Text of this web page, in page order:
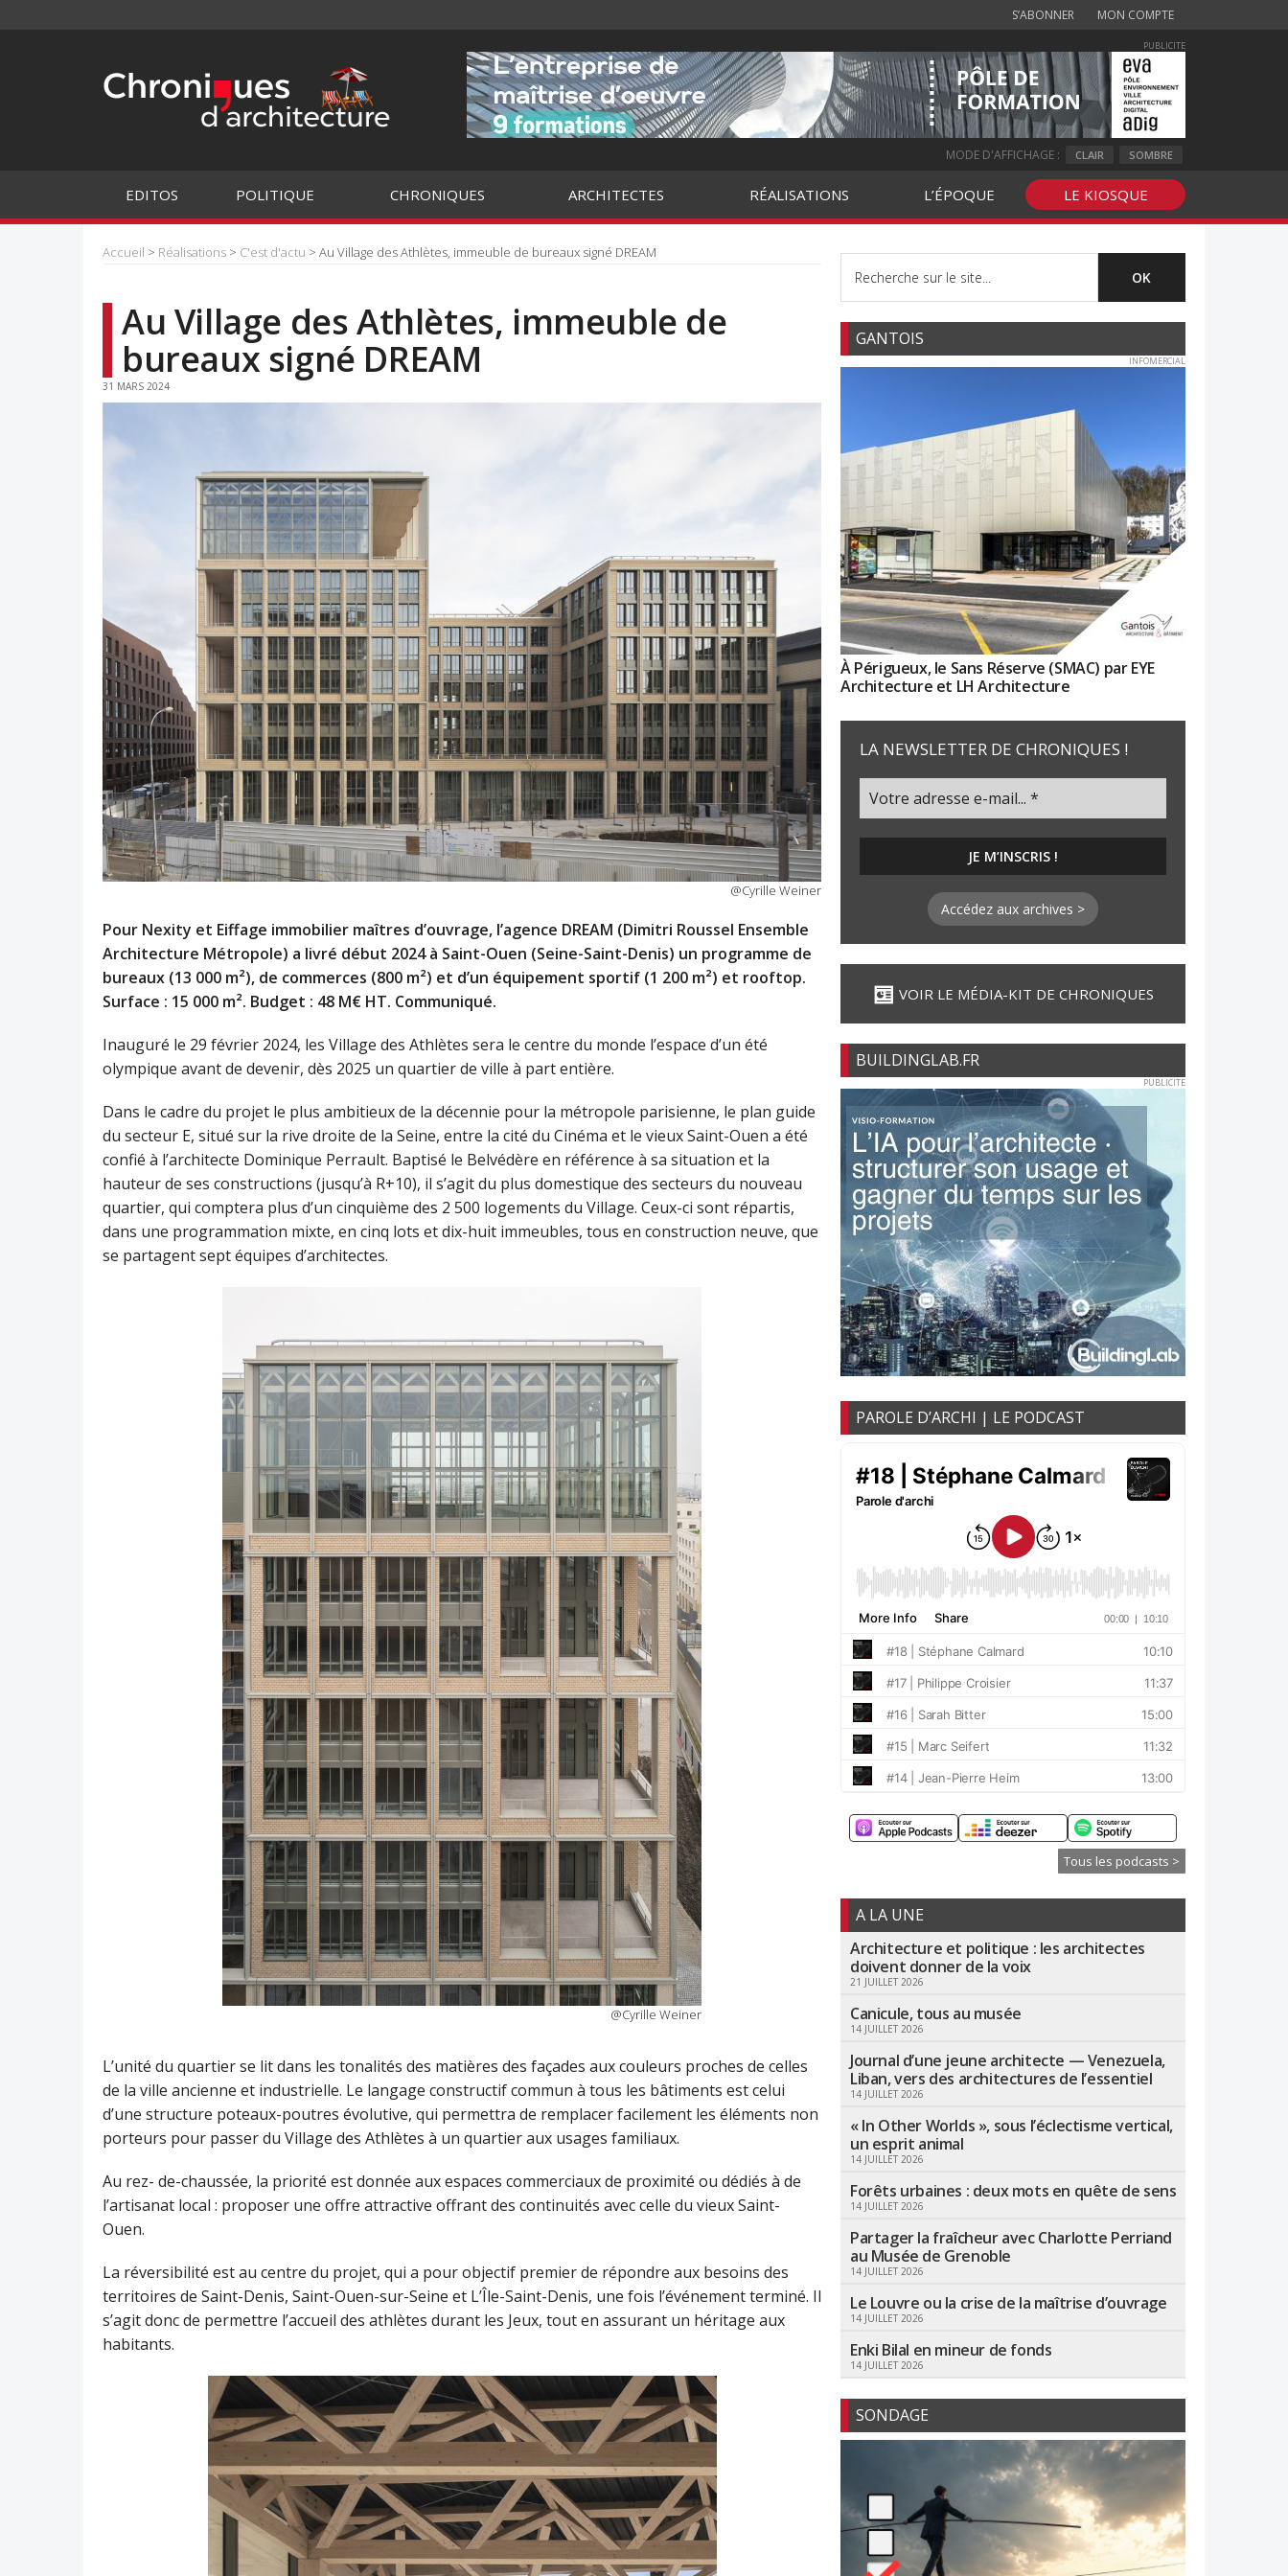
S’ABONNER MON COMPTE
PUBLICITE
MODE D'AFFICHAGE : CLAIR SOMBRE
EDITOS POLITIQUE CHRONIQUES ARCHITECTES RÉALISATIONS L’ÉPOQUE LE KIOSQUE
Accueil > Réalisations > C'est d'actu > Au Village des Athlètes, immeuble de bureaux signé DREAM
Au Village des Athlètes, immeuble de
bureaux signé DREAM
31 MARS 2024
@Cyrille Weiner
Pour Nexity et Eiffage immobilier maîtres d’ouvrage, l’agence DREAM (Dimitri Roussel Ensemble
Architecture Métropole) a livré début 2024 à Saint-Ouen (Seine-Saint-Denis) un programme de
bureaux (13 000 m²), de commerces (800 m²) et d’un équipement sportif (1 200 m²) et rooftop.
Surface : 15 000 m². Budget : 48 M€ HT. Communiqué.
Inauguré le 29 février 2024, les Village des Athlètes sera le centre du monde l’espace d’un été
olympique avant de devenir, dès 2025 un quartier de ville à part entière.
Dans le cadre du projet le plus ambitieux de la décennie pour la métropole parisienne, le plan guide
du secteur E, situé sur la rive droite de la Seine, entre la cité du Cinéma et le vieux Saint-Ouen a été
confié à l’architecte Dominique Perrault. Baptisé le Belvédère en référence à sa situation et la
hauteur de ses constructions (jusqu’à R+10), il s’agit du plus domestique des secteurs du nouveau
quartier, qui comptera plus d’un cinquième des 2 500 logements du Village. Ceux-ci sont répartis,
dans une programmation mixte, en cinq lots et dix-huit immeubles, tous en construction neuve, que
se partagent sept équipes d’architectes.
@Cyrille Weiner
L’unité du quartier se lit dans les tonalités des matières des façades aux couleurs proches de celles
de la ville ancienne et industrielle. Le langage constructif commun à tous les bâtiments est celui
d’une structure poteaux-poutres évolutive, qui permettra de remplacer facilement les éléments non
porteurs pour passer du Village des Athlètes à un quartier aux usages familiaux.
Au rez- de-chaussée, la priorité est donnée aux espaces commerciaux de proximité ou dédiés à de
l’artisanat local : proposer une offre attractive offrant des continuités avec celle du vieux Saint-
Ouen.
La réversibilité est au centre du projet, qui a pour objectif premier de répondre aux besoins des
territoires de Saint-Denis, Saint-Ouen-sur-Seine et L’Île-Saint-Denis, une fois l’événement terminé. Il
s’agit donc de permettre l’accueil des athlètes durant les Jeux, tout en assurant un héritage aux
habitants.
GANTOIS
INFOMERCIAL
À Périgueux, le Sans Réserve (SMAC) par EYE
Architecture et LH Architecture
LA NEWSLETTER DE CHRONIQUES !
Accédez aux archives >
VOIR LE MÉDIA-KIT DE CHRONIQUES
BUILDINGLAB.FR
PUBLICITE
PAROLE D’ARCHI | LE PODCAST
Tous les podcasts >
A LA UNE
Architecture et politique : les architectes
doivent donner de la voix
21 JUILLET 2026
Canicule, tous au musée
14 JUILLET 2026
Journal d’une jeune architecte — Venezuela,
Liban, vers des architectures de l’essentiel
14 JUILLET 2026
« In Other Worlds », sous l’éclectisme vertical,
un esprit animal
14 JUILLET 2026
Forêts urbaines : deux mots en quête de sens
14 JUILLET 2026
Partager la fraîcheur avec Charlotte Perriand
au Musée de Grenoble
14 JUILLET 2026
Le Louvre ou la crise de la maîtrise d’ouvrage
14 JUILLET 2026
Enki Bilal en mineur de fonds
14 JUILLET 2026
SONDAGE